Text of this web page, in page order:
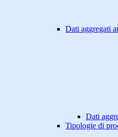
Dati aggregati
Dati
Tipologie di